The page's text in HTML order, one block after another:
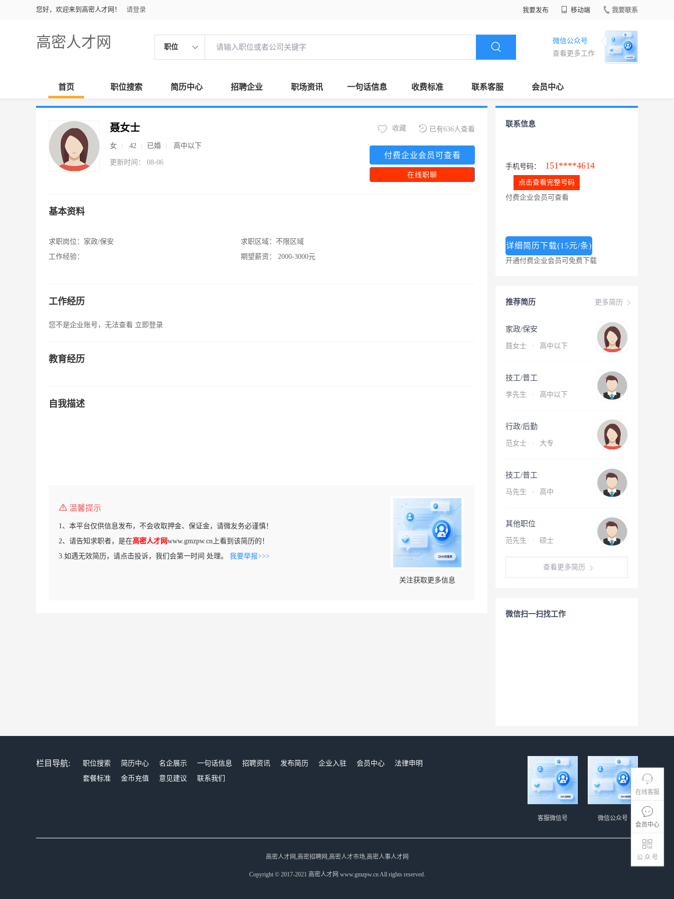
您好，欢迎来到高密人才网！ 请登录 我要发布 移动端 我要联系
高密人才网 职位
微信公众号
查看更多工作
首页 职位搜索 简历中心 招聘企业 职场资讯 一句话信息 收费标准 联系客服 会员中心
在线客服
会员中心
公 众 号
聂女士
女 42 已婚 高中以下
更新时间： 08-06
已有636人查看
收藏
付费企业会员可查看
在线职聊
基本资料
求职岗位： 家政/保安
工作经验：
求职区域： 不限区域
期望薪资：
2000-3000元
工作经历
您不是企业账号，无法查看 立即登录
教育经历
自我描述
温馨提示
1、本平台仅供信息发布，不会收取押金、保证金，请微友务必谨慎！
2、请告知求职者，是在高密人才网www.gmzpw.cn上看到该简历的！
3.如遇无效简历，请点击投诉，我们会第一时间 处理。 我要举报>>>
关注获取更多信息
联系信息
手机号码： 151****4614
点击查看完整号码
付费企业会员可查看
详细简历下载(15元/条)
开通付费企业会员可免费下载
更多简历
推荐简历
家政/保安
聂女士 · 高中以下
技工/普工
李先生 · 高中以下
行政/后勤
范女士 · 大专
技工/普工
马先生 · 高中
其他职位
范先生 · 硕士
查看更多简历
微信扫一扫找工作
栏目导航: 职位搜索 简历中心 名企展示 一句话信息 招聘资讯 发布简历 企业入驻 会员中心
法律申明
套餐标准
金币充值 意见建议 联系我们
微信公众号
客服微信号
高密人才网,高密招聘网,高密人才市场,高密人事人才网
Copyright © 2017-2021 高密人才网 www.gmzpw.cn All rights reserved.